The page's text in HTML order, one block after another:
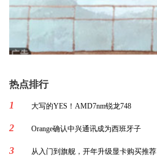
热点排行
1
大写的YES！AMD7nm锐龙748
2 Orange确认中兴通讯成为西班牙子
3 从入门到旗舰，开年升级显卡购买推荐